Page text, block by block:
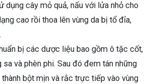
dụng cây mỏ quả, nấu với lửa nhỏ cho
cao rồi thoa lên vùng da bị tổ đỉa,
bị các dược liệu bao gồm ô tặc cốt,
sa và phèn phi. Sau đó đem tán những
thành bột mịn và rắc trực tiếp vào vùng